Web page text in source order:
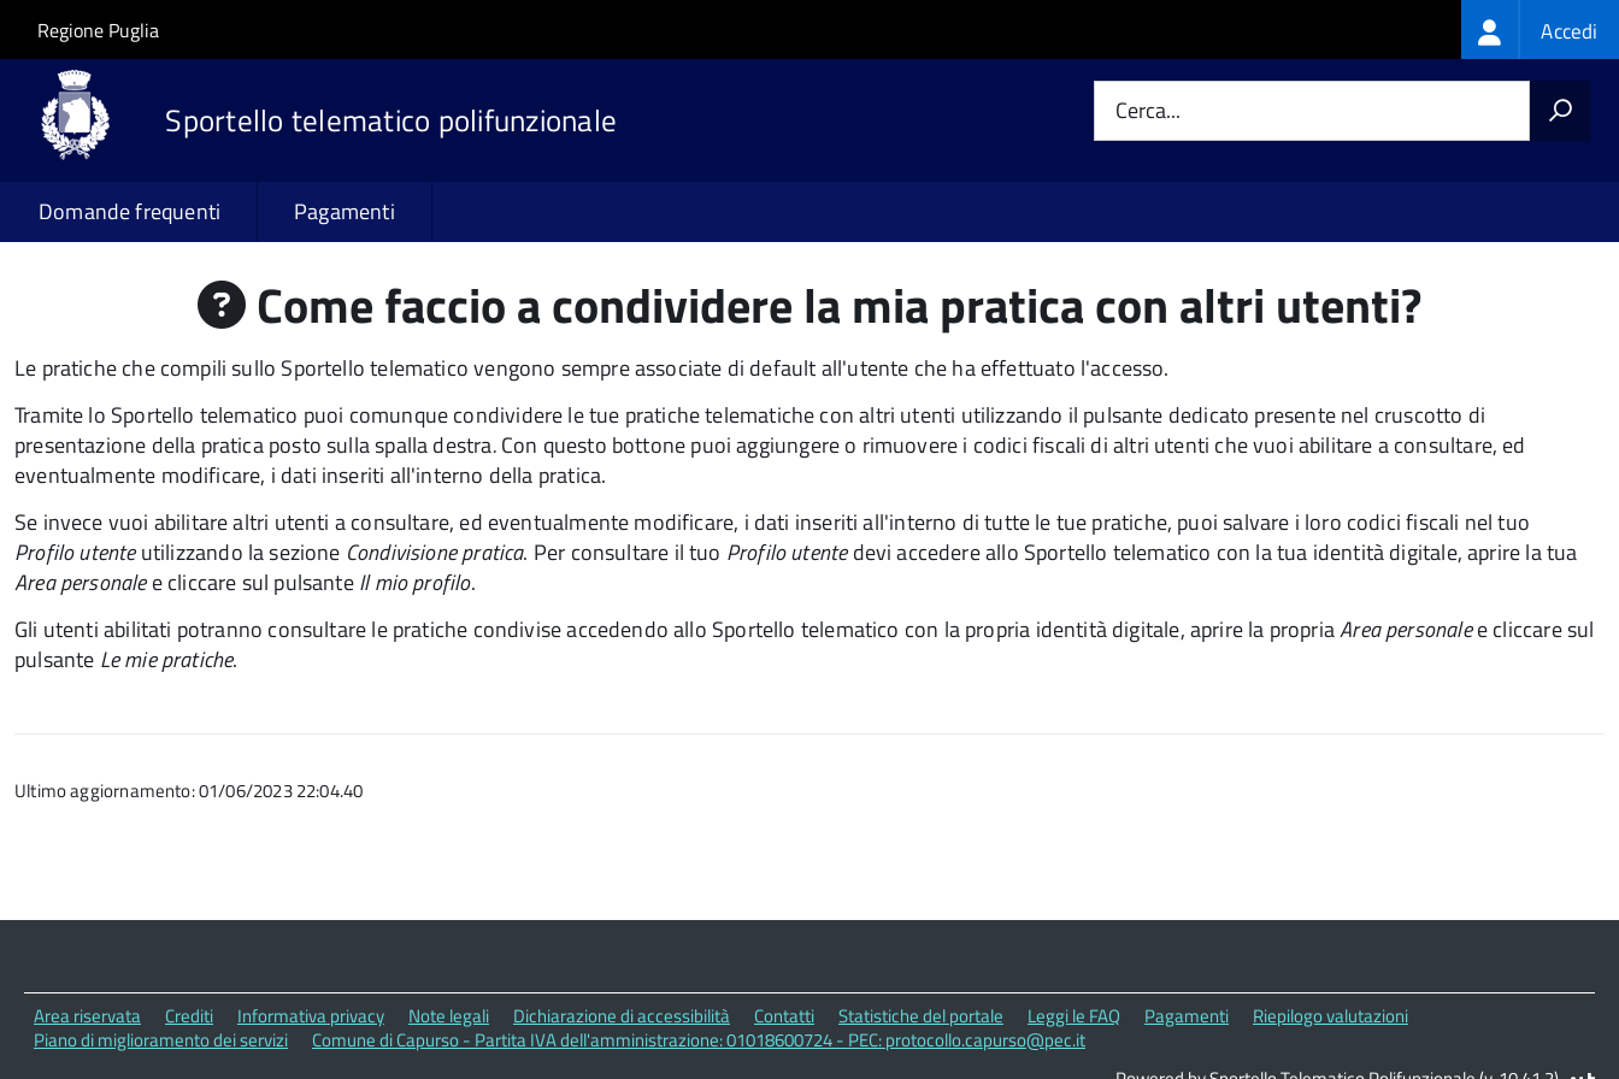
Salta al contenuto principale
Skip to site navigation
Regione Puglia Login
menu
Accedi
Sportello telematico polifunzionale Cerca...
Domande frequenti Pagamenti
Come faccio a condividere la mia pratica con altri utenti?
Le pratiche che compili sullo Sportello telematico vengono sempre associate di default all'utente che ha effettuato l'accesso.
Tramite lo Sportello telematico puoi comunque condividere le tue pratiche telematiche con altri utenti utilizzando il pulsante dedicato presente nel cruscotto di
presentazione della pratica posto sulla spalla destra.Con questo bottone puoi aggiungere o rimuovere i codici fiscali di altri utenti che vuoi abilitare a consultare, ed
eventualmente modificare, i dati inseriti all'interno della pratica.
Se invece vuoi abilitare altri utenti a consultare, ed eventualmente modificare, i dati inseriti all'interno di tutte le tue pratiche, puoi salvare i loro codici fiscali nel tuo
Profilo utenteutilizzando la sezione Condivisione pratica. Per consultare il tuo Profilo utentedevi accedere allo Sportello telematico con la tua identità digitale, aprire la tua
Area personalee cliccare sul pulsanteIl mio profilo.
Gli utenti abilitati potranno consultare le pratiche condivise accedendo allo Sportello telematico con la propria identità digitale, aprire la propriaArea personalee cliccare sul
pulsante Le mie pratiche.
Ultimo aggiornamento: 01/06/2023 22:04.40
Area riservata Crediti Informativa privacy Note legali Dichiarazione di accessibilità Contatti Statistiche del portale Leggi le FAQ Pagamenti
Riepilogo valutazioni
Piano di miglioramento dei servizi
Comune di Capurso - Partita IVA dell'amministrazione: 01018600724 - PEC: protocollo.capurso@pec.it